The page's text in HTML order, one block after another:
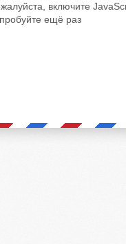
включите
ещё раз